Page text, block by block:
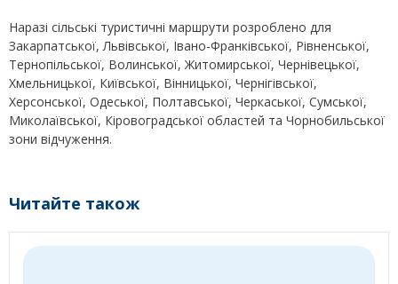
Наразі сільські туристичні маршрути розроблено для
Закарпатської, Львівської, Івано-Франківської, Рівненської,
Тернопільської, Волинської, Житомирської, Чернівецької,
Хмельницької, Київської, Вінницької, Чернігівської,
Херсонської, Одеської, Полтавської, Черкаської, Сумської,
Миколаївської, Кіровоградської областей та Чорнобильської
зони відчуження.
Читайте також